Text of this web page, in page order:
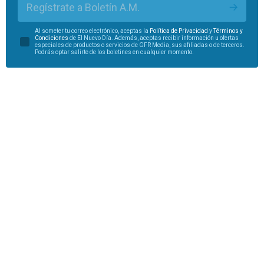
Regístrate a Boletín A.M.
Al someter tu correo electrónico, aceptas la Política de Privacidad yTérminos y
Condiciones de El Nuevo Día. Además, aceptas recibir información u ofertas
especiales de productos o servicios de GFR Media, sus afiliadas o de terceros.
Podrás optar salirte de los boletines en cualquier momento.